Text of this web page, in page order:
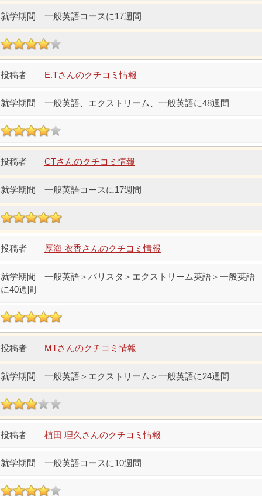
一般英語コースに17週間
E.Tさんのクチコミ情報
一般英語、エクストリーム、一般英語に48週間
CTさんのクチコミ情報
一般英語コースに17週間
厚海 衣香さんのクチコミ情報
一般英語＞バリスタ＞エクストリーム英語＞一般英語
に40週間
MTさんのクチコミ情報
一般英語＞エクストリーム＞一般英語に24週間
植田 理久さんのクチコミ情報
一般英語コースに10週間